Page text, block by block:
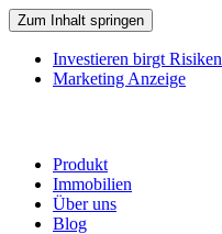
Zum Inhalt springen
Investieren birgt Risiken
Marketing Anzeige
Produkt
Immobilien
Über uns
Blog